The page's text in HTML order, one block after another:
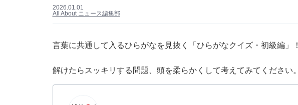
2026.01.01
All About ニュース編集部
言葉に共通して入るひらがなを見抜く「ひらがなクイズ・初級編」！
解けたらスッキリする問題、頭を柔らかくして考えてみてください。